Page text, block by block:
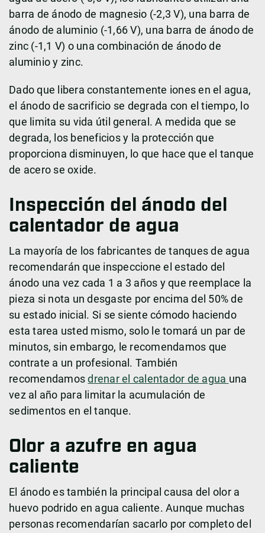
barra de ánodo de magnesio (-2,3 V), una barra de
ánodo de aluminio (-1,66 V), una barra de ánodo de
zinc (-1,1 V) o una combinación de ánodo de
aluminio y zinc.
Dado que libera constantemente iones en el agua,
el ánodo de sacrificio se degrada con el tiempo, lo
que limita su vida útil general. A medida que se
degrada, los beneficios y la protección que
proporciona disminuyen, lo que hace que el tanque
de acero se oxide.
Inspección del ánodo del
calentador de agua
La mayoría de los fabricantes de tanques de agua
recomendarán que inspeccione el estado del
ánodo una vez cada 1 a 3 años y que reemplace la
pieza si nota un desgaste por encima del 50% de
su estado inicial. Si se siente cómodo haciendo
esta tarea usted mismo, solo le tomará un par de
minutos, sin embargo, le recomendamos que
contrate a un profesional. También
recomendamosdrenar el calentador de agua una
vez al año para limitar la acumulación de
sedimentos en el tanque.
Olor a azufre en agua
caliente
El ánodo es también la principal causa del olor a
huevo podrido en agua caliente. Aunque muchas
personas recomendarían sacarlo por completo del